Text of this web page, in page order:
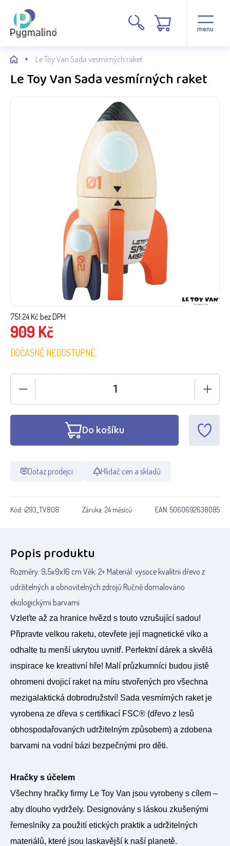
menu
Le Toy Van Sada vesmírných raket
Le Toy Van Sada vesmírných raket
751.24Kč bez DPH
909 Kč
DOČASNĚ NEDOSTUPNÉ
Do košíku
Dotaz prodejci Hlídač cen a skladů
Kód: i293_TV808 Záruka: 24 měsíců EAN: 5060692638085
Popis produktu
Rozměry: 9,5x9x16 cm Věk: 2+ Materiál: vysoce kvalitní dřevo z
udržitelných a obnovitelných zdrojů Ručně domalováno
ekologickými barvami
Vzleťte až za hranice hvězd s touto vzrušující sadou!
Připravte velkou raketu, otevřete její magnetické víko a
odhalte tu menší ukrytou uvnitř. Perfektní dárek a skvělá
inspirace ke kreativní hře! Malí průzkumníci budou jistě
ohromeni dvojicí raket na míru stvořených pro všechna
mezigalaktická dobrodružství! Sada vesmírných raket je
vyrobena ze dřeva s certifikací FSC® (dřevo z lesů
obhospodařovaných udržitelným způsobem) a zdobena
barvami na vodní bázi bezpečnými pro děti.
Hračky s účelem
Všechny hračky firmy Le Toy Van jsou vyrobeny s cílem –
aby dlouho vydržely. Designovány s láskou zkušenými
řemeslníky za použití etických praktik a udržitelných
materiálů, které jsou laskavější k naší planetě.